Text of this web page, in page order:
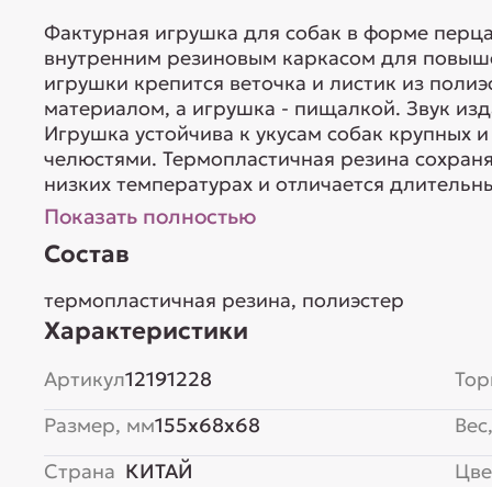
Фактурная игрушка для собак в форме
внутренним резиновым каркасом для
игрушки крепится веточка и листик из
материалом, а игрушка - пищалкой. Звук
Игрушка устойчива к укусам собак крупных
челюстями. Термопластичная резина
низких температурах и отличается
Показать полностью
Состав
термопластичная резина, полиэстер
Характеристики
Артикул12191228
Размер, мм155x68x68
Страна КИТАЙ